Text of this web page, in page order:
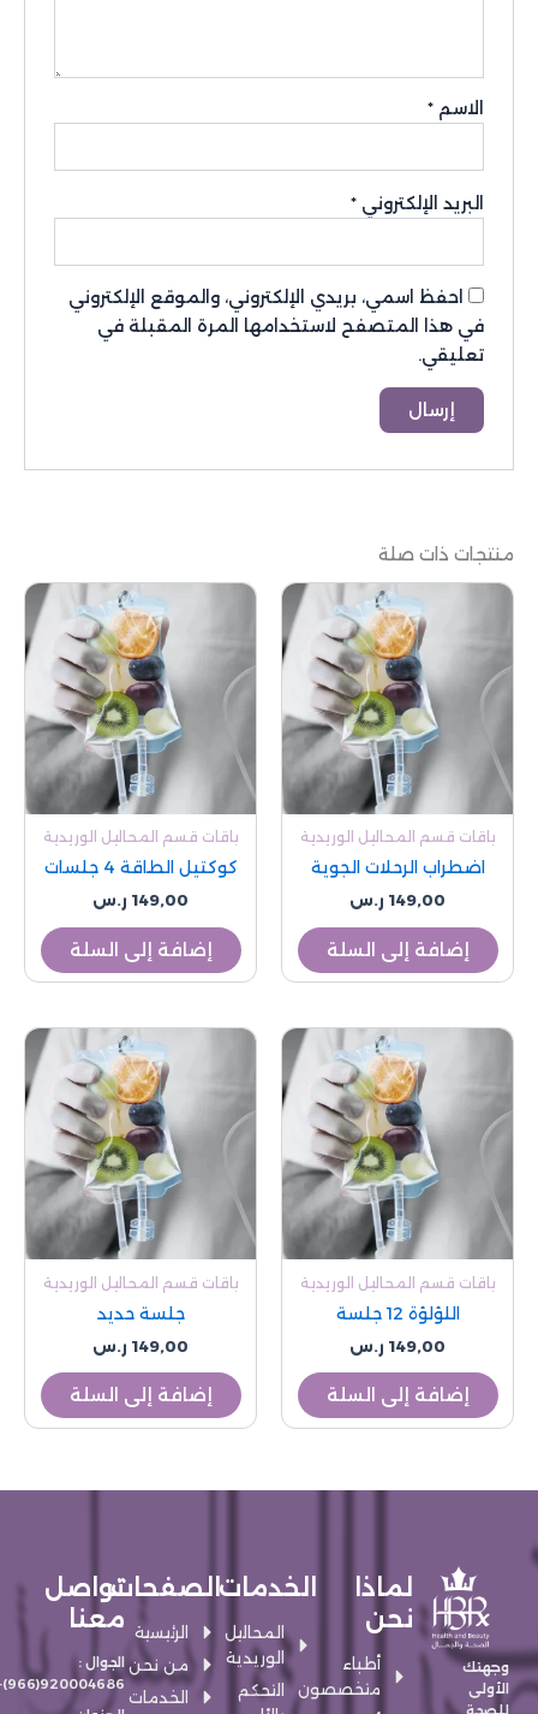
الاسم*
البريد الإلكتروني*
احفظ اسمي، بريدي الإلكتروني، والموقع الإلكتروني
في هذا المتصفح لاستخدامها المرة المقبلة في
تعليقي.
منتجات ذات صلة
باقات قسم المحاليل الوريدية
اضطراب الرحلات الجوية
149,00 ر.س
إضافة إلى السلة
باقات قسم المحاليل الوريدية
كوكتيل الطاقة 4 جلسات
149,00 ر.س
إضافة إلى السلة
باقات قسم المحاليل الوريدية
اللؤلؤة 12 جلسة
149,00 ر.س
إضافة إلى السلة
باقات قسم المحاليل الوريدية
جلسة حديد
149,00 ر.س
إضافة إلى السلة
وجهتك
الأولى
للصحة
لماذا
نحن
أطباء
متخصصون
الخدمات
المحاليل
الوريدية
التحكم
الصفحات
الرئيسية
من نحن
الخدمات
تواصل
معنا
الجوال :
920004686(966)+